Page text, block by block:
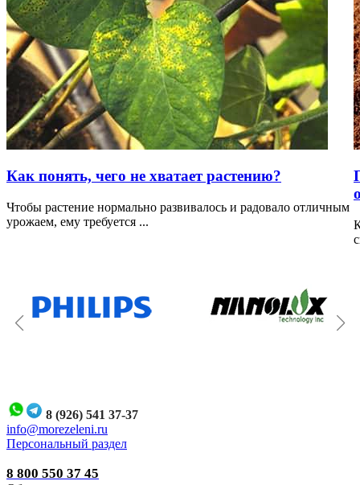
Как понять, чего не хватает растению?
Чтобы растение нормально развивалось и радовало отличным
урожаем, ему требуется ...
8 (926) 541 37-37
info@morezeleni.ru
Персональный раздел
8 800 550 37 45